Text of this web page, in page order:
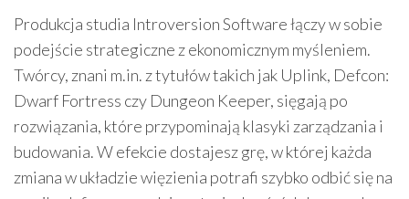
Produkcja studia Introversion Software łączy w sobie
podejście strategiczne z ekonomicznym myśleniem.
Twórcy, znani m.in. z tytułów takich jak Uplink, Defcon:
Dwarf Fortress czy Dungeon Keeper, sięgają po
rozwiązania, które przypominają klasyki zarządzania i
budowania. W efekcie dostajesz grę, w której każda
zmiana w układzie więzienia potrafi szybko odbić się na